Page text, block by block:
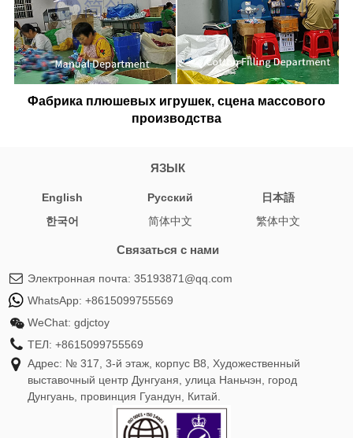
Фабрика плюшевых игрушек, сцена массового
производства
ЯЗЫК
English Pусский
日本語
한국어
简体中文 繁体中文
Связаться с нами
Электронная почта: 35193871@qq.com
WhatsApp: +8615099755569
WeChat: gdjctoy
ТЕЛ: +8615099755569
Адрес: № 317, 3-й этаж, корпус B8, Художественный
выставочный центр Дунгуаня, улица Наньчэн, город
Дунгуань, провинция Гуандун, Китай.